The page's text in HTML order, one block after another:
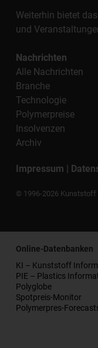
Weiterhin bietet
und
Nachrichten
Alle Nachrichten
Branche
Technologie
Polymerpreise
Insolvenzen
Archiv
Impressum |
© 1996-2026 Kunststoff
Online-Datenbanken
KI – Kunststoff
PIE – Plastics
Polyglobe
Spotpreis-Monitor
Polymerpres-